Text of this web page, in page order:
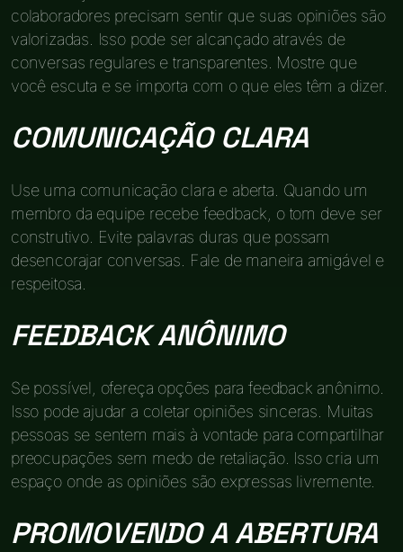
colaboradores precisam sentir que suas opiniões são
valorizadas. Isso pode ser alcançado através de
conversas regulares e transparentes. Mostre que
você escuta e se importa com o que eles têm a dizer.
COMUNICAÇÃO CLARA
Use uma comunicação clara e aberta. Quando um
membro da equipe recebe feedback, o tom deve ser
construtivo. Evite palavras duras que possam
desencorajar conversas. Fale de maneira amigável e
respeitosa.
FEEDBACK ANÔNIMO
Se possível, ofereça opções para feedback anônimo.
Isso pode ajudar a coletar opiniões sinceras. Muitas
pessoas se sentem mais à vontade para compartilhar
preocupações sem medo de retaliação. Isso cria um
espaço onde as opiniões são expressas livremente.
PROMOVENDO A ABERTURA